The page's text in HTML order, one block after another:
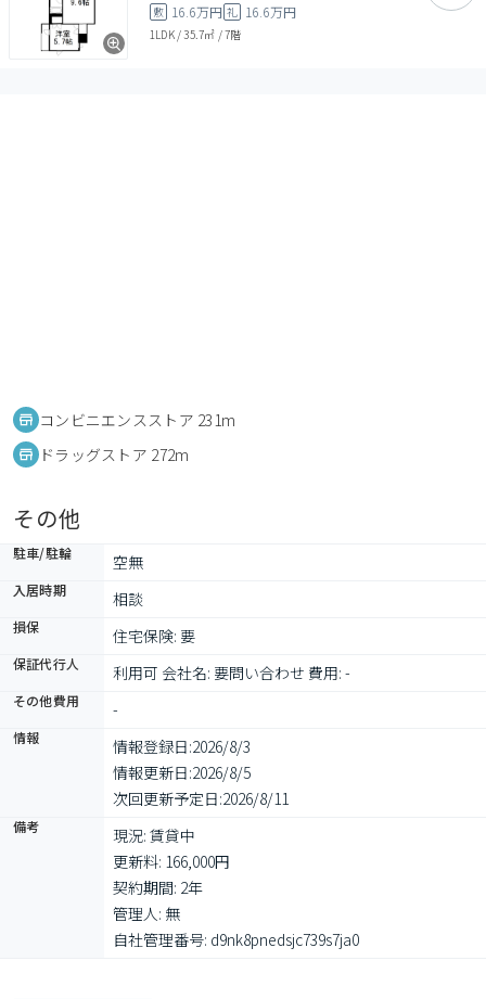
敷 16.6万円 礼 16.6万円
1LDK/35.7㎡ /7階
コンビニエンスストア 231m
ドラッグストア 272m
その他
駐車/駐輪 空無
入居時期 相談
損保 住宅保険: 要
保証代行人 利用可 会社名: 要問い合わせ 費用: -
その他費用 -
情報 情報登録日:2026/8/3
情報更新日:2026/8/5
次回更新予定日:2026/8/11
備考
現況: 賃貸中
更新料: 166,000円
契約期間: 2年
管理人: 無
自社管理番号: d9nk8pnedsjc739s7ja0